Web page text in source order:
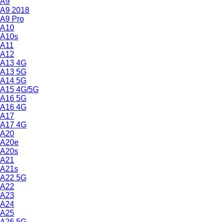
A9 2018
A9 Pro
A10
A10s
A11
A12
A13 4G
A13 5G
A14 5G
A15 4G/5G
A16 5G
A16 4G
A17
A17 4G
A20
A20e
A20s
A21
A21s
A22 5G
A22
A23
A24
A25